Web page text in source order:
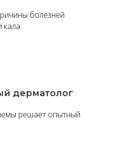
болезней
дерматолог
решает опытный